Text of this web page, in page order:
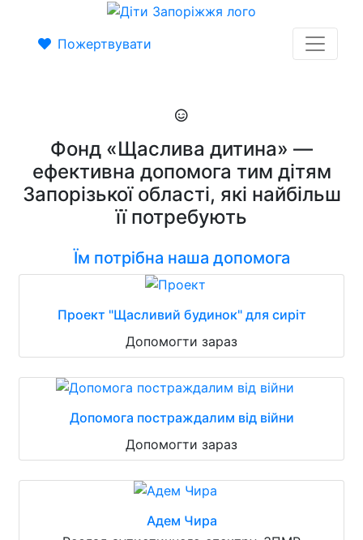
Пожертвувати
Фонд «Щаслива дитина» —
ефективна допомога тим дітям
Запорізької області, які найбільш
її потребують
Їм потрібна наша допомога
Проект "Щасливий будинок" для сиріт
Допомогти зараз
Допомога постраждалим від війни
Допомогти зараз
Адем Чира